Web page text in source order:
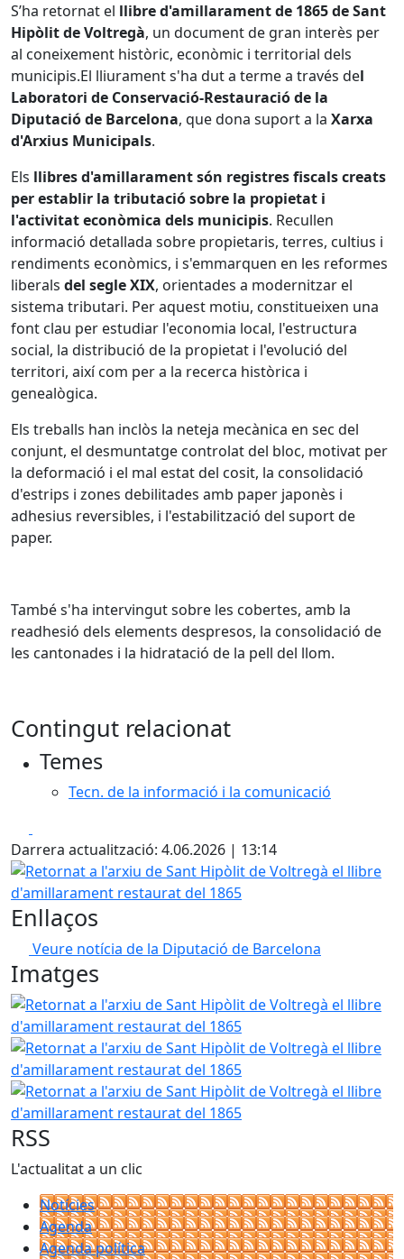
S’ha retornat el llibre d'amillarament de 1865 de Sant
Hipòlit de Voltregà, un document de gran interès per
al coneixement històric, econòmic i territorial dels
municipis.El lliurament s'ha dut a terme a través del
Laboratori de Conservació-Restauració de la
Diputació de Barcelona, que dona suport a la Xarxa
d'Arxius Municipals.
Els llibres d'amillarament són registres fiscals creats
per establir la tributació sobre la propietat i
l'activitat econòmica dels municipis. Recullen
informació detallada sobre propietaris, terres, cultius i
rendiments econòmics, i s'emmarquen en les reformes
liberals del segle XIX, orientades a modernitzar el
sistema tributari. Per aquest motiu, constitueixen una
font clau per estudiar l'economia local, l'estructura
social, la distribució de la propietat i l'evolució del
territori, així com per a la recerca històrica i
genealògica.
Els treballs han inclòs la neteja mecànica en sec del
conjunt, el desmuntatge controlat del bloc, motivat per
la deformació i el mal estat del cosit, la consolidació
d'estrips i zones debilitades amb paper japonès i
adhesius reversibles, i l'estabilització del suport de
paper.
També s'ha intervingut sobre les cobertes, amb la
readhesió dels elements despresos, la consolidació de
les cantonades i la hidratació de la pell del llom.
Contingut relacionat
Temes
Tecn. de la informació i la comunicació
Darrera actualització: 4.06.2026 | 13:14
Retornat a l'arxiu de Sant Hipòlit de Voltregà el llibre
Enllaços
Veure notícia de la Diputació de Barcelona
Imatges
Retornat a l'arxiu de Sant Hipòlit de Voltregà el llibre
Retornat a l'arxiu de Sant Hipòlit de Voltregà el llibre
Retornat a l'arxiu de Sant Hipòlit de Voltregà el llibre
RSS
L'actualitat a un clic
Notícies
Agenda
Agenda política